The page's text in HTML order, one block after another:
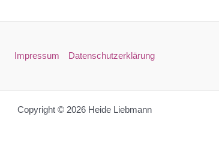
Impressum Datenschutzerklärung
Copyright © 2026 Heide Liebmann